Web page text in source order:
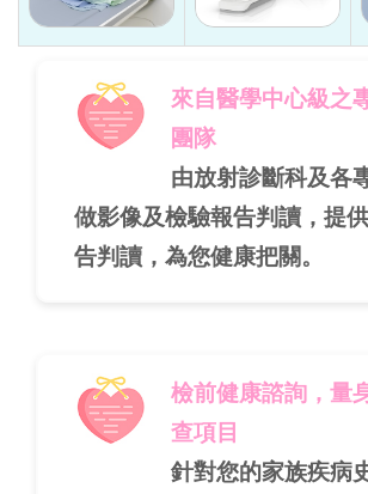
來自醫學中心級之
團隊
由放射診斷科及各
做影像及檢驗報告判讀，提
告判讀，為您健康把關。
檢前健康諮詢，量
查項目
針對您的家族疾病